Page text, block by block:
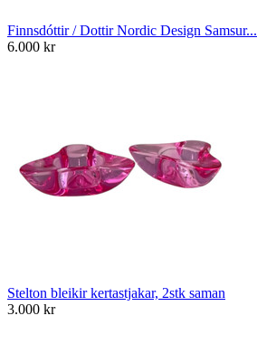
Finnsdóttir / Dottir Nordic Design Samsur...
6.000 kr
Stelton bleikir kertastjakar, 2stk saman
3.000 kr